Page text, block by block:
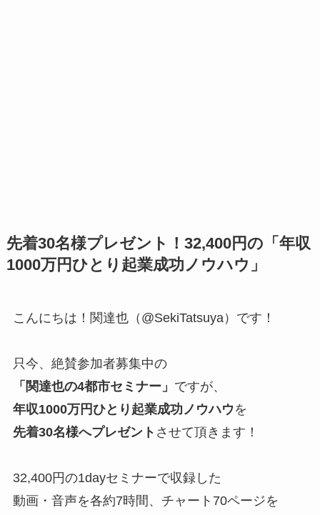
先着30名様プレゼント！32,400円の「年収
1000万円ひとり起業成功ノウハウ」
こんにちは！関達也（@SekiTatsuya）です！
只今、絶賛参加者募集中の
「関達也の4都市セミナー」 ですが、
年収1000万円ひとり起業成功ノウハウを
先着30名様へプレゼント させて頂きます！
32,400円の1dayセミナーで収録した
動画・音声を各約7時間、チャート70ページを